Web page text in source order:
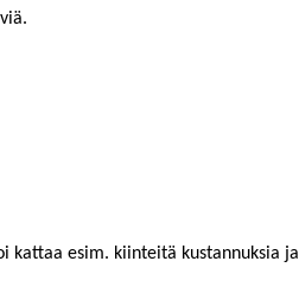
kattaa esim. kiinteitä kustannuksia ja